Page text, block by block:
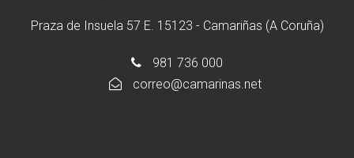
Praza de Insuela 57 E. 15123 - Camariñas (A Coruña)
981 736 000
correo@camarinas.net